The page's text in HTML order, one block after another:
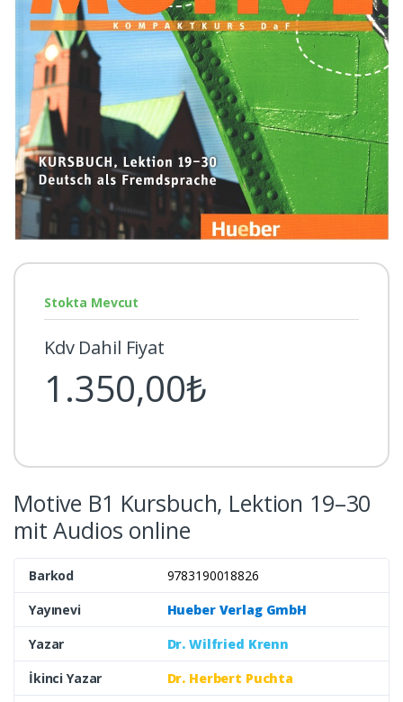
Motive B1 Kursbuch, Lektion 19–30
mit Audios online
Barkod
9783190018826
Yayınevi
Hueber Verlag GmbH
Yazar
Dr. Wilfried Krenn
İkinci Yazar
Dr. Herbert Puchta
Stokta Mevcut
Kdv Dahil Fiyat
1.350,00₺